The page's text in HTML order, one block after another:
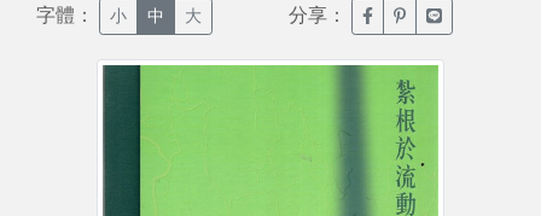
字體： 小 中 大 分享： 臉書分享(另開新視窗)
噗浪分享(另開新
Line分享(另